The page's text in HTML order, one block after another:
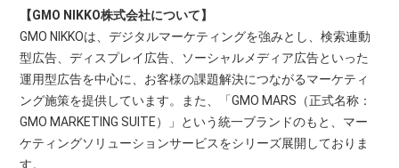
【GMO NIKKO株式会社について】
GMO NIKKOは、デジタルマーケティングを強みとし、検索連動
型広告、ディスプレイ広告、ソーシャルメディア広告といった
運用型広告を中心に、お客様の課題解決につながるマーケティ
ング施策を提供しています。また、「GMO MARS（正式名称：
GMO MARKETING SUITE）」という統一ブランドのもと、マー
ケティングソリューションサービスをシリーズ展開しておりま
す。